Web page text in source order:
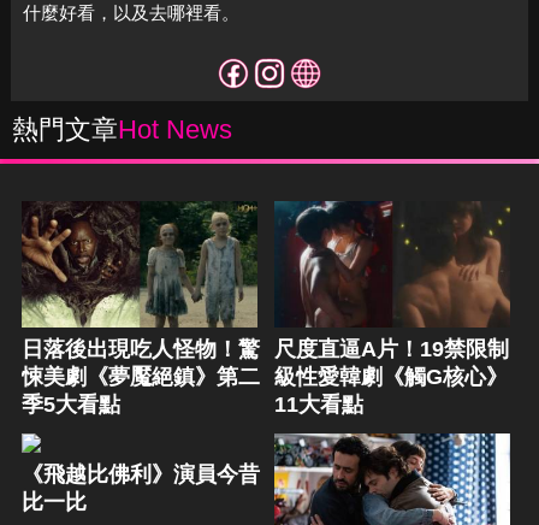
什麼好看，以及去哪裡看。
熱門文章Hot News
日落後出現吃人怪物！驚
悚美劇《夢魘絕鎮》第二
季5大看點
尺度直逼A片！19禁限制
級性愛韓劇《觸G核心》
11大看點
《飛越比佛利》演員今昔
比一比